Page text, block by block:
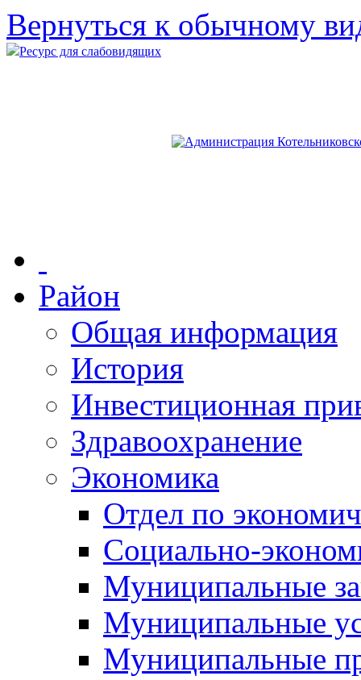
Вернуться к обычному
Ресурс для слабовидящих
Район
Общая информация
История
Инвестиционная
Здравоохранение
Экономика
Отдел по
Социально-
Муниципальные
Муниципальные
Муниципальные